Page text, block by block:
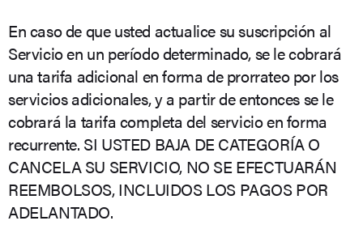
En caso de que usted actualice su suscripción al
Servicio en un período determinado, se le cobrará
una tarifa adicional en forma de prorrateo por los
servicios adicionales, y a partir de entonces se le
cobrará la tarifa completa del servicio en forma
recurrente. SI USTED BAJA DE CATEGORÍA O
CANCELA SU SERVICIO, NO SE EFECTUARÁN
REEMBOLSOS, INCLUIDOS LOS PAGOS POR
ADELANTADO.